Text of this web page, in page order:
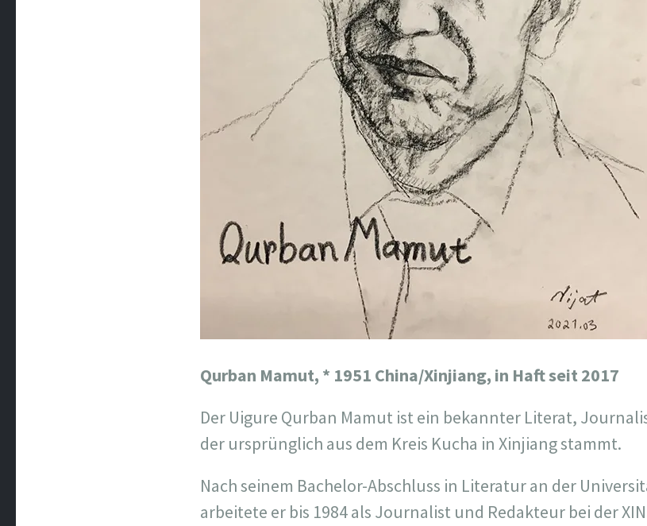
Qurban Mamut, * 1951 China/Xinjiang, in Haft seit 2017
Der Uigure Qurban Mamut ist ein bekannter Literat,
der ursprünglich aus dem Kreis Kucha in Xinjiang stammt.
Nach seinem Bachelor-Abschluss in Literatur an der
arbeitete er bis 1984 als Journalist und Redakteur bei der